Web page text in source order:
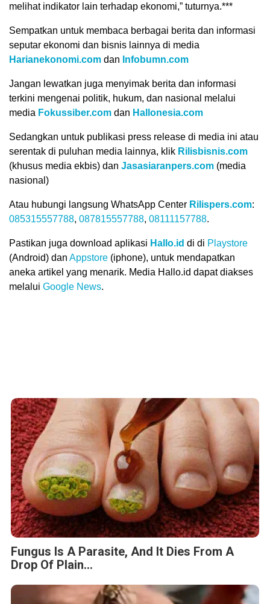
melihat indikator lain terhadap ekonomi,” tuturnya.***
Sempatkan untuk membaca berbagai berita dan informasi
seputar ekonomi dan bisnis lainnya di media
Harianekonomi.com dan Infobumn.com
Jangan lewatkan juga menyimak berita dan informasi
terkini mengenai politik, hukum, dan nasional melalui
media Fokussiber.com dan Hallonesia.com
Sedangkan untuk publikasi press release di media ini atau
serentak di puluhan media lainnya, klik Rilisbisnis.com
(khusus media ekbis) dan Jasasiaranpers.com (media
nasional)
Atau hubungi langsung WhatsApp Center Rilispers.com:
085315557788, 087815557788, 08111157788.
Pastikan juga download aplikasi Hallo.id di di Playstore
(Android) dan Appstore (iphone), untuk mendapatkan
aneka artikel yang menarik. Media Hallo.id dapat diakses
melalui Google News.
Fungus Is A Parasite, And It Dies From A
Drop Of Plain...